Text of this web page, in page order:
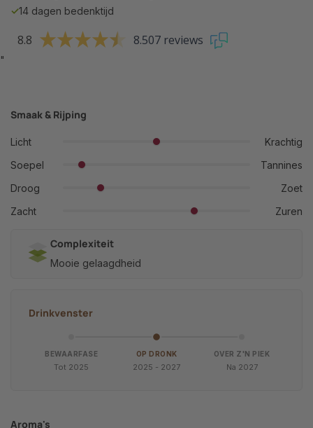
✓14 dagen bedenktijd
8.8 8.507 reviews
"
Smaak & Rijping
Licht
Krachtig
Soepel
Tannines
Droog
Zoet
Zacht
Zuren
Complexiteit
Mooie gelaagdheid
Drinkvenster
BEWAARFASE
Tot 2025
OP DRONK
2025 - 2027
OVER Z'N PIEK
Na 2027
Aroma's